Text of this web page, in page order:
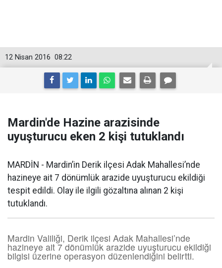
08:22
12 Nisan 2016
Mardin'de Hazine arazisinde
uyuşturucu eken 2 kişi tutuklandı
MARDİN - Mardin’in Derik ilçesi Adak Mahallesi’nde
hazineye ait 7 dönümlük arazide uyuşturucu ekildiği
tespit edildi. Olay ile ilgili gözaltına alınan 2 kişi
tutuklandı.
Mardin Valiliği, Derik ilçesi Adak Mahallesi’nde
hazineye ait 7 dönümlük arazide uyuşturucu ekildiği
bilgisi üzerine operasyon düzenlendiğini belirtti.